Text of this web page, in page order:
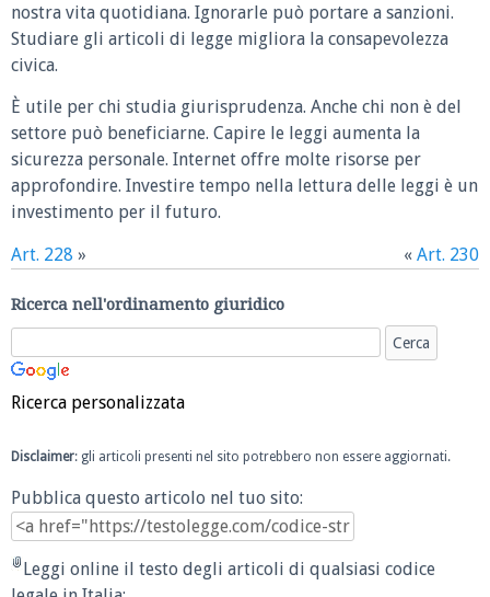
nostra vita quotidiana. Ignorarle può portare a sanzioni.
Studiare gli articoli di legge migliora la consapevolezza
civica.
È utile per chi studia giurisprudenza. Anche chi non è del
settore può beneficiarne. Capire le leggi aumenta la
sicurezza personale. Internet offre molte risorse per
approfondire. Investire tempo nella lettura delle leggi è un
investimento per il futuro.
Art. 228 » « Art. 230
Ricerca nell'ordinamento giuridico
Ricerca personalizzata
Disclaimer: gli articoli presenti nel sito potrebbero non essere aggiornati.
Pubblica questo articolo nel tuo sito:
Leggi online il testo degli articoli di qualsiasi codice